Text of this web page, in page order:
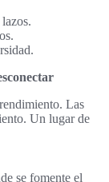
Las
Un lugar de
se fomente el